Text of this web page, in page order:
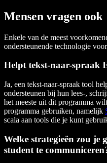
Mensen vragen ook
Enkele van de meest
ondersteunende technologie
Helpt tekst-naar-spraak
Ja, een tekst-naar-spraak tool
ondersteunen bij hun lees-,
het meeste uit dit programma
programma gebruiken, namelijk
scala aan tools die je kunt
Welke strategieën zou je
student te